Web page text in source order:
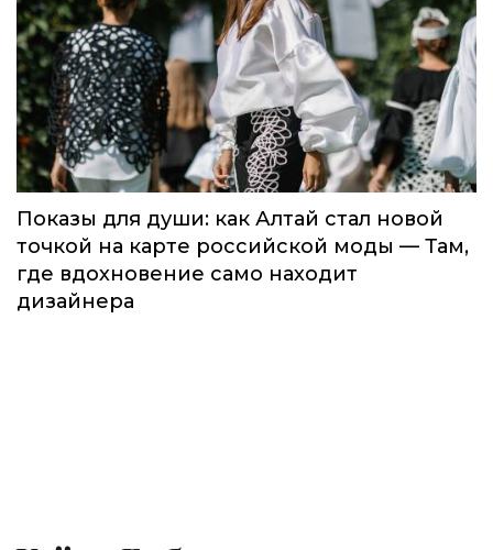
Показы для души: как Алтай стал новой
точкой на карте российской моды — Там,
где вдохновение само находит
дизайнера